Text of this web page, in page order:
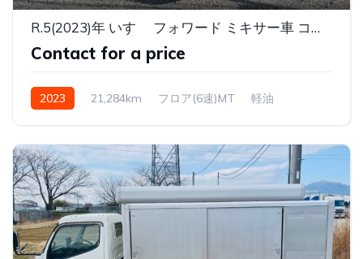
R.5(2023)年 いすゞ フォワード ミキサー車 コンクリートミキサーカヤバM32C グリーン
Contact for a price
2023 21,284km フロア(6速)MT 軽油